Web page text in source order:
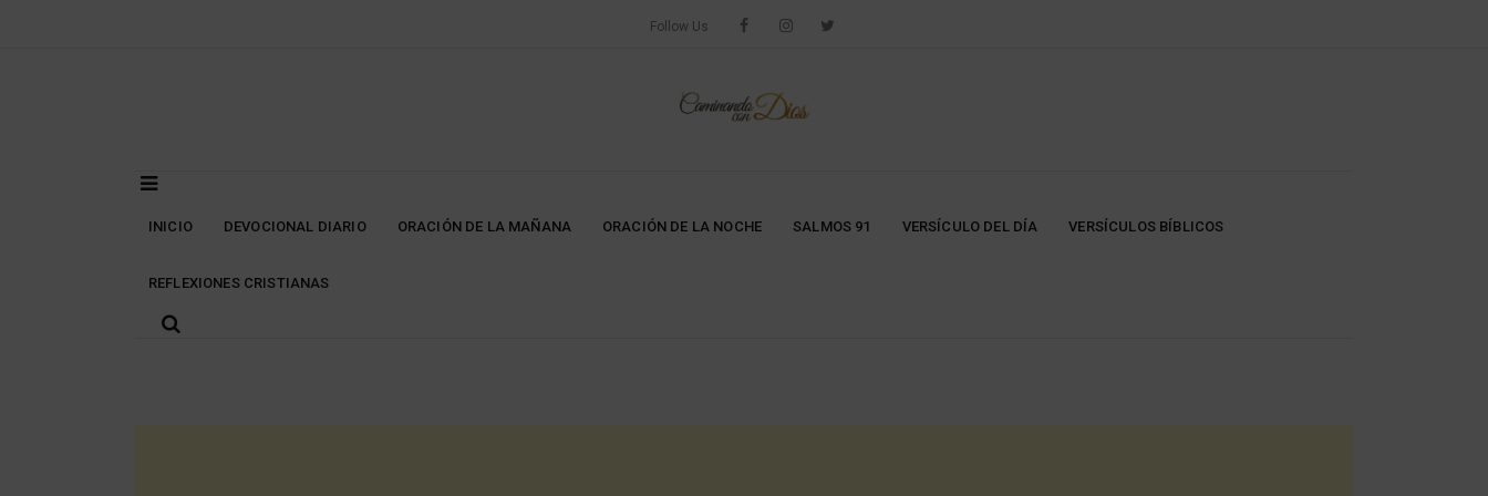
Follow Us
INICIO DEVOCIONAL DIARIO ORACIÓN DE LA MAÑANA ORACIÓN DE LA NOCHE SALMOS 91 VERSÍCULO DEL DÍA VERSÍCULOS BÍBLICOS
REFLEXIONES CRISTIANAS